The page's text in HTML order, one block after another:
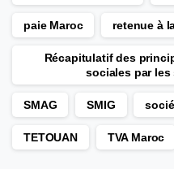
paie Maroc retenue à
Récapitulatif des
sociales par les
SMAG SMIG
TETOUAN TVA Maroc